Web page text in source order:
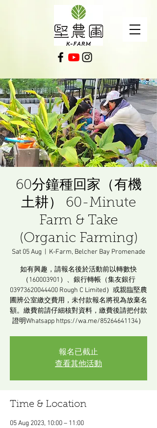
60分鐘種回家（有機
土耕） 60-Minute
Farm & Take
(Organic Farming)
Sat 05 Aug K-Farm, Belcher Bay Promenade
如有興趣，請報名後於活動前以轉數快
（160003901）、銀行轉帳（集友銀行
03973620044400 Rough C Limited）或親臨堅農
圃辨公室繳交費用，未付款報名將視為放棄名
額。繳費前請仔細核對資料，繳費後請把付款
證明Whatsapp https://wa.me/85264641134）
報名已截止
查看其他活動
Time & Location
05 Aug 2023, 10:00 – 11:00